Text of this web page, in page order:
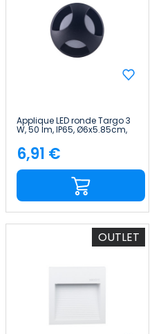
Applique LED ronde Targo 3
W, 50 lm, IP65, Ø6x5.85cm,
Price
6,91 €
OUTLET